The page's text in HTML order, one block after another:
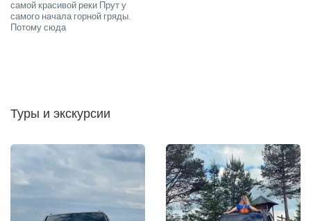
самой красивой реки Прут у
самого начала горной гряды.
Потому сюда
Туры и экскурсии